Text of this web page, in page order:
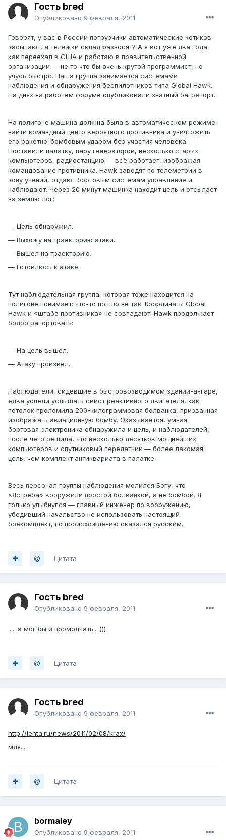
Гость bred
Опубликовано 9 февраля, 2011
Говорят, у вас в России погрузчики автоматические котиков
засыпают, а тележки склад разносят? А я вот уже два года
как переехал в США и работаю в правительственной
организации — не то что бы очень крутой программист, но
учусь быстро. Наша группа занимается системами
наблюдения и обнаружения беспилотников типа Global Hawk.
На днях на рабочем форуме опубликовали знатный багрепорт.
На полигоне машина должна была в автоматическом режиме
найти командный центр вероятного противника и уничтожить
его ракетно-бомбовым ударом без участия человека.
Поставили палатку, пару генераторов, несколько старых
компьютеров, радиостанцию — всё работает, изображая
командование противника. Hawk заводят по телеметрии в
зону учений, отдают бортовым системам управление и
наблюдают. Через 20 минут машинка находит цель и отсылает
на землю лог:
— Цель обнаружил.
— Выхожу на траекторию атаки.
— Вышел на траекторию.
— Готовлюсь к атаке.
Тут наблюдательная группа, которая тоже находится на
полигоне понимает: что-то пошло не так. Координаты Global
Hawk и «штаба противника» не совпадают! Нawk продолжает
бодро рапортовать:
— На цель вышел.
— Атаку произвёл.
Наблюдатели, сидевшие в быстровозводимом здании-ангаре,
едва успели услышать свист реактивного двигателя, как
потолок проломила 200-килограммовая болванка, призванная
изображать авиационную бомбу. Оказывается, умная
бортовая электроника обнаружила и цель, и наблюдателей,
после чего решила, что несколько десятков мощнейших
компьютеров и спутниковый передатчик — более лакомая
цель, чем комплект антиквариата в палатке.
Весь персонал группы наблюдения молился Богу, что
«Ястреба» вооружили простой болванкой, а не бомбой. Я
только улыбнулся — главный инженер по вооружению,
убедивший начальство не использовать настоящий
боекомплект, по происхождению оказался русским.
Цитата
Гость bred
Опубликовано 9 февраля, 2011
..... а мог бы и промолчать... )))
Цитата
Гость bred
Опубликовано 9 февраля, 2011
http://lenta.ru/news/2011/02/08/krax/
мдя...
Цитата
bormaley
Опубликовано 9 февраля, 2011